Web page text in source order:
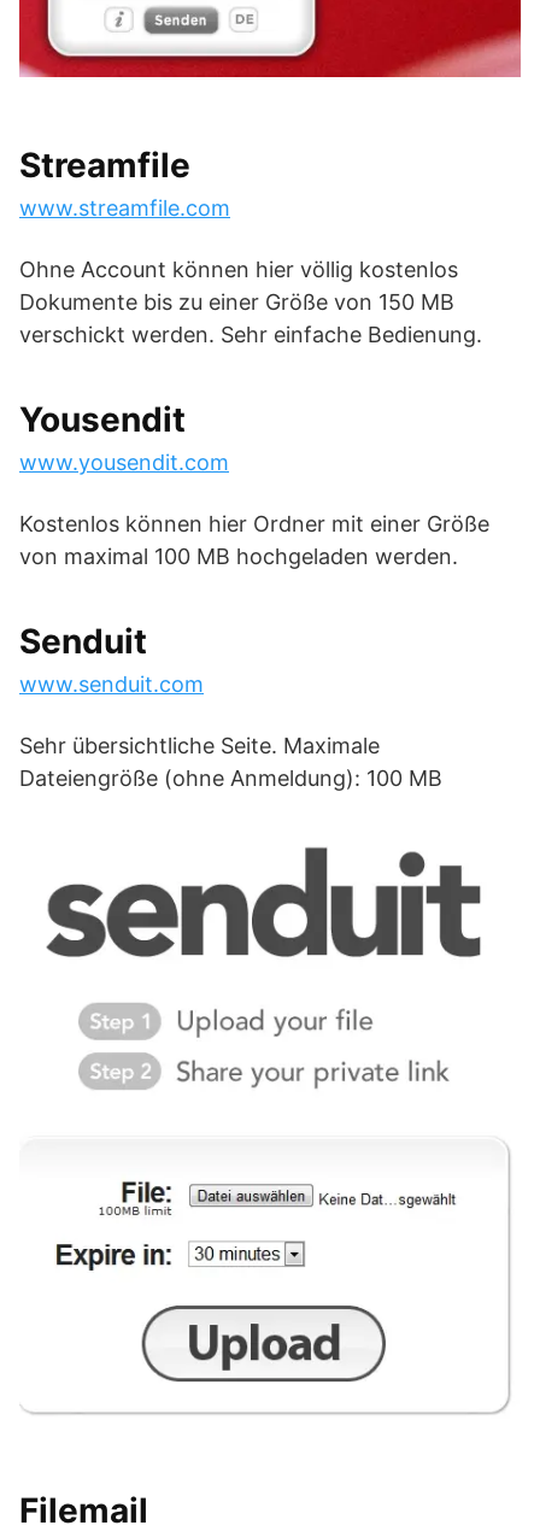
Streamfile
www.streamfile.com
Ohne Account können hier völlig kostenlos
Dokumente bis zu einer Größe von 150 MB
verschickt werden. Sehr einfache Bedienung.
Yousendit
www.yousendit.com
Kostenlos können hier Ordner mit einer Größe
von maximal 100 MB hochgeladen werden.
Senduit
www.senduit.com
Sehr übersichtliche Seite. Maximale
Dateiengröße (ohne Anmeldung): 100 MB
Filemail